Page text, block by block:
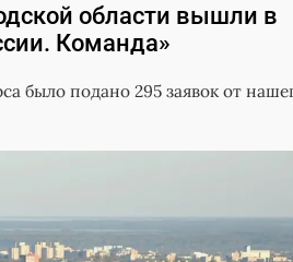
области вышли в
Команда»
было подано 295 заявок от